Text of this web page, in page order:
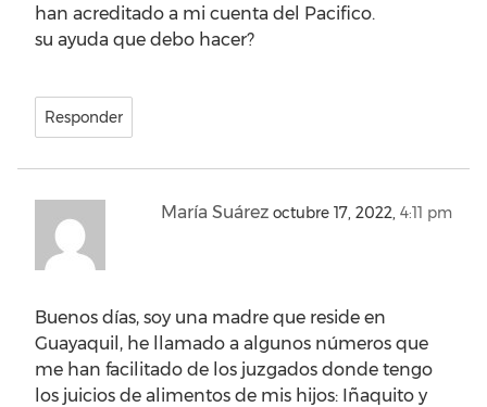
han acreditado a mi cuenta del Pacifico.
su ayuda que debo hacer?
Responder
María Suárez octubre 17, 2022, 4:11 pm
Buenos días, soy una madre que reside en
Guayaquil, he llamado a algunos números que
me han facilitado de los juzgados donde tengo
los juicios de alimentos de mis hijos: Iñaquito y